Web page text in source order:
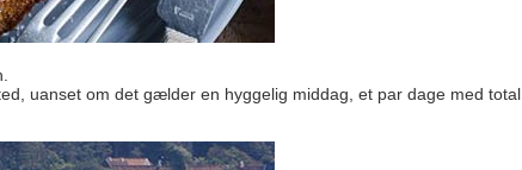
uanset om det gælder en hyggelig middag, et par dage med